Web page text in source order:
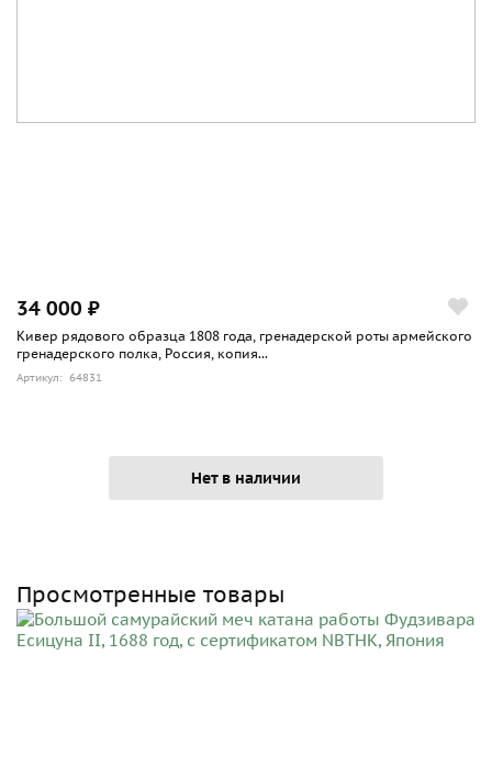
34 000 ₽
Кивер рядового образца 1808 года, гренадерской роты армейского
гренадерского полка, Россия, копия...
Артикул: 64831
Нет в наличии
Просмотренные товары